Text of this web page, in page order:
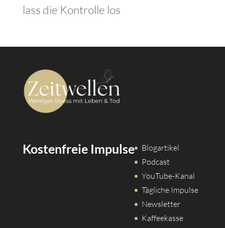
lass die Kontrolle los
Kostenfreie Impulse
Blogartikel
Podcast
YouTube-Kanal
Tägliche Impulse
Newsletter
Kaffeekasse